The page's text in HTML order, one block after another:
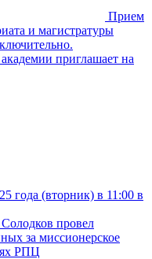
Прием
и магистратуры
приглашает на
года (вторник) в 11:00 в
провел
за миссионерское
РПЦ